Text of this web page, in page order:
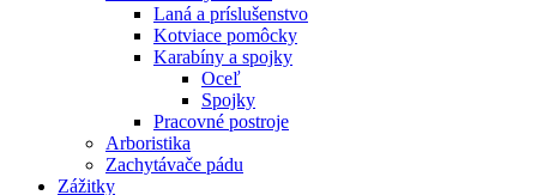
Laná a príslušenstvo
Kotviace pomôcky
Karabíny a spojky
Oceľ
Spojky
Pracovné postroje
Arboristika
Zachytávače pádu
Zážitky